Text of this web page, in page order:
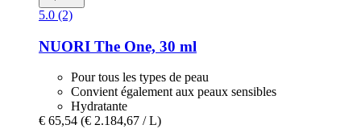
5.0 (2)
NUORI The One, 30 ml
Pour tous les types de peau
Convient également aux peaux sensibles
Hydratante
€ 65,54 (€ 2.184,67 / L)